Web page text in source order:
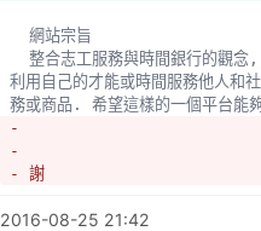
  網站宗旨
利用自己的才能或時間服務他人和
務或商品. 希望這樣的一個平台能
-
-
- 謝
2016-08-25 21:42